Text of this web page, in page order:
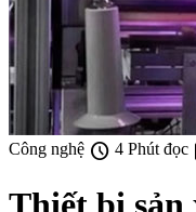
Công nghệ schedule 4 Phút đọc